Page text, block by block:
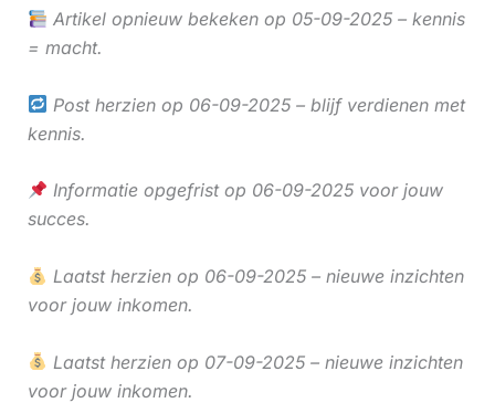
Artikel opnieuw bekeken op 05-09-2025 – kennis
= macht.
Post herzien op 06-09-2025 – blijf verdienen met
kennis.
Informatie opgefrist op 06-09-2025 voor jouw
succes.
Laatst herzien op 06-09-2025 – nieuwe inzichten
voor jouw inkomen.
Laatst herzien op 07-09-2025 – nieuwe inzichten
voor jouw inkomen.